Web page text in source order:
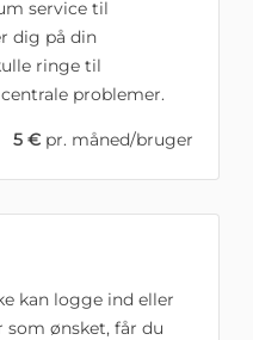
service til
dig på din
ringe til
problemer.
5 € pr. måned/bruger
kan logge ind eller
ønsket, får du